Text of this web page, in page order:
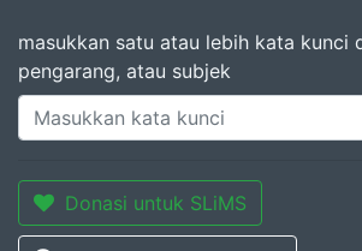
masukkan satu atau lebih kata kunci
pengarang, atau subjek
Donasi untuk SLiMS